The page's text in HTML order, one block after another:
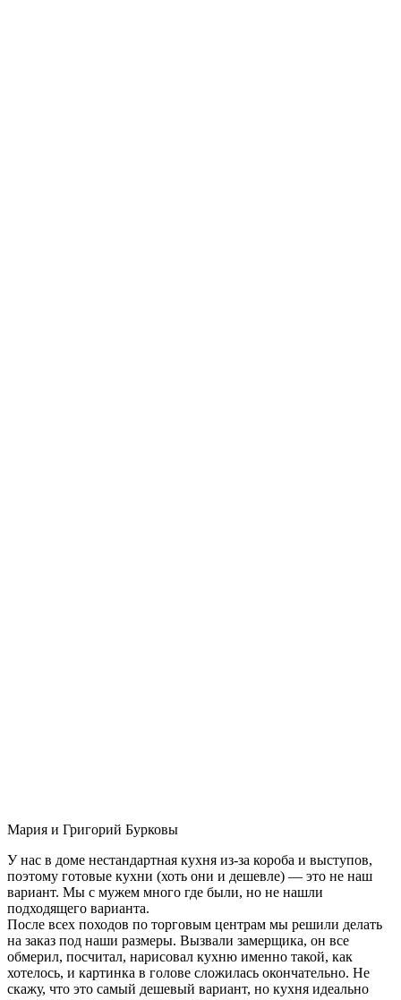
Мария и Григорий Бурковы
У нас в доме нестандартная кухня из-за короба и выступов,
поэтому готовые кухни (хоть они и дешевле) — это не наш
вариант. Мы с мужем много где были, но не нашли
подходящего варианта.
После всех походов по торговым центрам мы решили делать
на заказ под наши размеры. Вызвали замерщика, он все
обмерил, посчитал, нарисовал кухню именно такой, как
хотелось, и картинка в голове сложилась окончательно. Не
скажу, что это самый дешевый вариант, но кухня идеально